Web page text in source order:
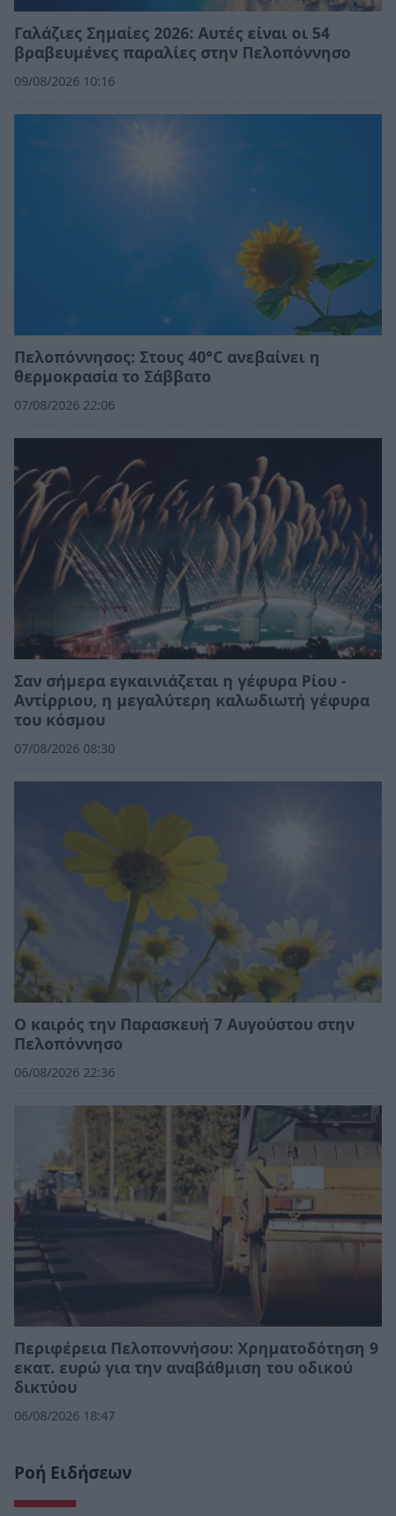
Γαλάζιες Σημαίες 2026: Αυτές είναι οι 54
βραβευμένες παραλίες στην Πελοπόννησο
09/08/2026 10:16
Πελοπόννησος: Στους 40°C ανεβαίνει η
θερμοκρασία το Σάββατο
07/08/2026 22:06
Σαν σήμερα εγκαινιάζεται η γέφυρα Ρίου -
Αντίρριου, η μεγαλύτερη καλωδιωτή γέφυρα
του κόσμου
07/08/2026 08:30
Ο καιρός την Παρασκευή 7 Αυγούστου στην
Πελοπόννησο
06/08/2026 22:36
Περιφέρεια Πελοποννήσου: Χρηματοδότηση 9
εκατ. ευρώ για την αναβάθμιση του οδικού
δικτύου
06/08/2026 18:47
Ροή Ειδήσεων